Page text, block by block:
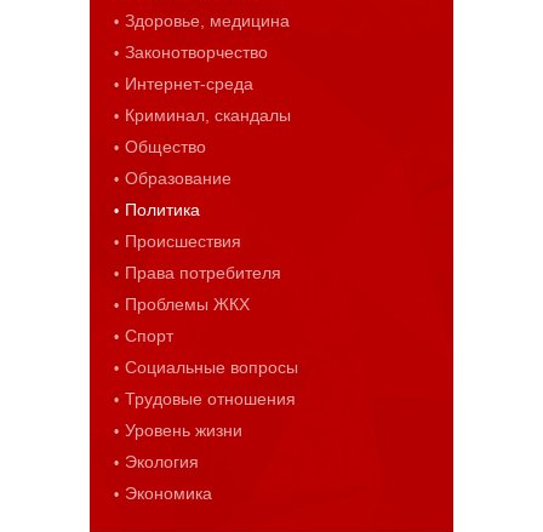
Здоровье, медицина
Законотворчество
Интернет-среда
Криминал, скандалы
Общество
Образование
Политика
Происшествия
Права потребителя
Проблемы ЖКХ
Спорт
Социальные вопросы
Трудовые отношения
Уровень жизни
Экология
Экономика